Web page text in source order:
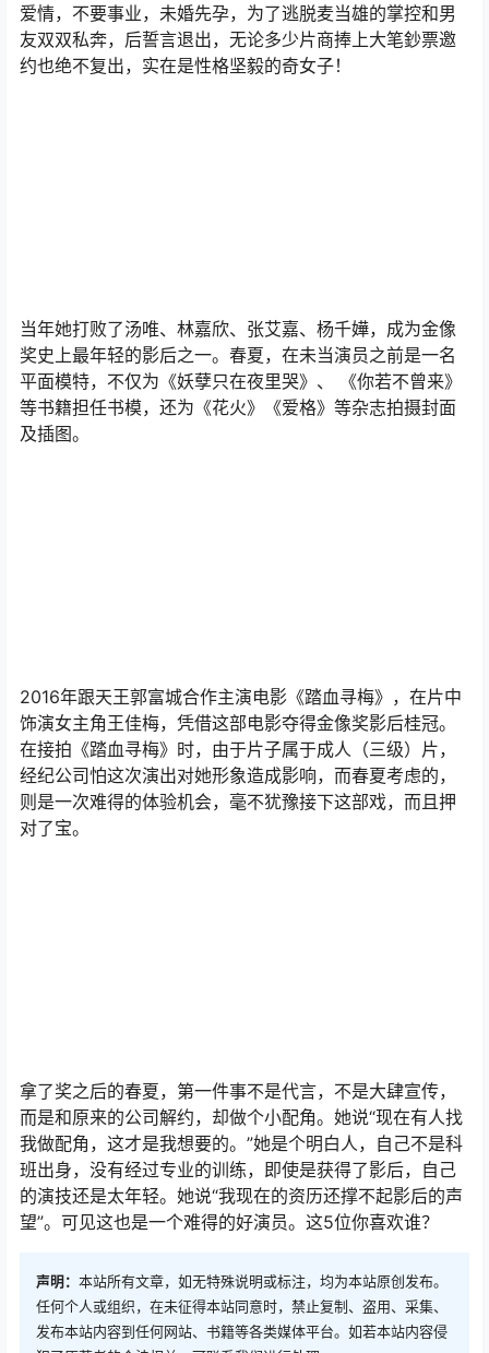
爱情，不要事业，未婚先孕，为了逃脱麦当雄的掌控和男
友双双私奔，后誓言退出，无论多少片商捧上大笔鈔票邀
约也绝不复出，实在是性格坚毅的奇女子！
当年她打败了汤唯、林嘉欣、张艾嘉、杨千嬅，成为金像
奖史上最年轻的影后之一。春夏，在未当演员之前是一名
平面模特，不仅为《妖孽只在夜里哭》、 《你若不曾来》
等书籍担任书模，还为《花火》《爱格》等杂志拍摄封面
及插图。
2016年跟天王郭富城合作主演电影《踏血寻梅》，在片中
饰演女主角王佳梅，凭借这部电影夺得金像奖影后桂冠。
在接拍《踏血寻梅》时，由于片子属于成人（三级）片，
经纪公司怕这次演出对她形象造成影响，而春夏考虑的，
则是一次难得的体验机会，毫不犹豫接下这部戏，而且押
对了宝。
拿了奖之后的春夏，第一件事不是代言，不是大肆宣传，
而是和原来的公司解约，却做个小配角。她说“现在有人找
我做配角，这才是我想要的。”她是个明白人，自己不是科
班出身，没有经过专业的训练，即使是获得了影后，自己
的演技还是太年轻。她说“我现在的资历还撑不起影后的声
望”。可见这也是一个难得的好演员。这5位你喜欢谁？
声明： 本站所有文章，如无特殊说明或标注，均为本站原创发布。
任何个人或组织，在未征得本站同意时，禁止复制、盗用、采集、
发布本站内容到任何网站、书籍等各类媒体平台。如若本站内容侵